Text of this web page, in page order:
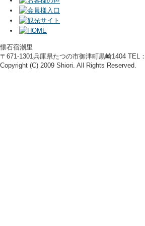
懐石宿潮里
〒671-1301兵庫県たつの市御津町黒崎1404 TEL
Copyright (C) 2009 Shiori. All Rights Reserved.